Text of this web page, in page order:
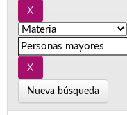
Nueva búsqueda